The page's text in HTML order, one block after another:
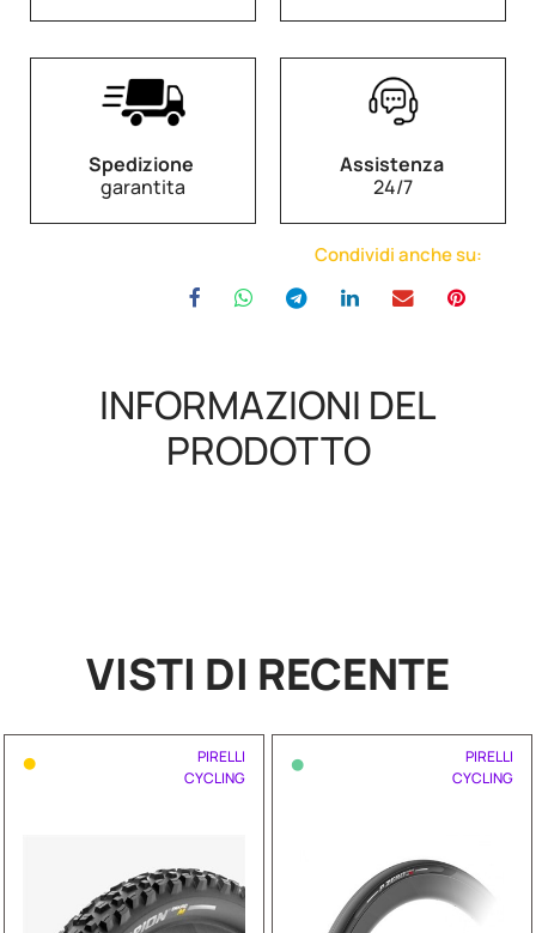
Spedizione
garantita
Assistenza
24/7
Condividi anche su:
INFORMAZIONI DEL
PRODOTTO
VISTI DI RECENTE
•
PIRELLI
CYCLING
•
PIRELLI
CYCLING